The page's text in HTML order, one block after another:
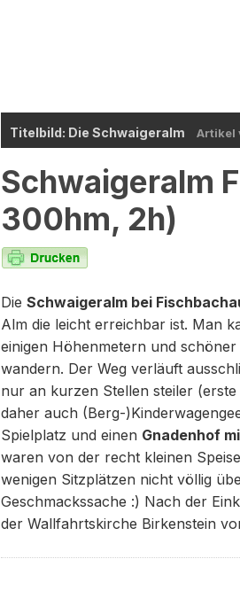
Titelbild: Die Schwaigeralm Artikel
Schwaigeralm
300hm, 2h)
Die Schwaigeralm bei
Alm die leicht erreichbar ist. Man
einigen Höhenmetern und
wandern. Der Weg verläuft
nur an kurzen Stellen steiler
daher auch (Berg-
Spielplatz und einen Gnadenhof
waren von der recht kleinen
wenigen Sitzplätzen nicht völlig
Geschmackssache :) Nach der
der Wallfahrtskirche Birkenstein